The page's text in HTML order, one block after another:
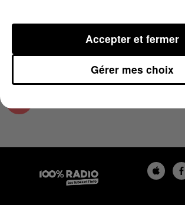
Podcasts infos des Hautes-Pyrénées
Gérer mes choix
Accepter et fermer